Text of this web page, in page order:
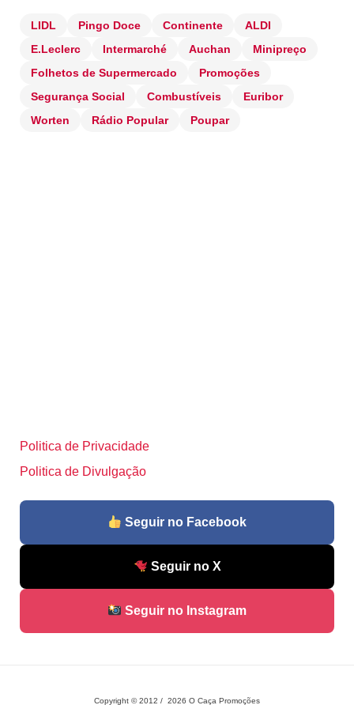
LIDL Pingo Doce Continente
ALDI
E.Leclerc
Intermarché Auchan
Minipreço
Folhetos de Supermercado
Promoções
Segurança Social
Combustíveis
Euribor
Worten
Rádio Popular Poupar
Politica de Privacidade
Politica de Divulgação
Seguir no Facebook
Seguir no X
Seguir no Instagram
Copyright © 2012 / 2026 O Caça Promoções